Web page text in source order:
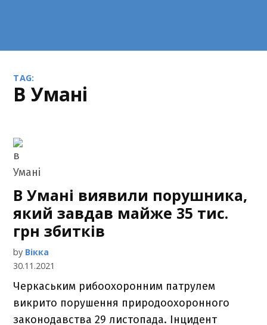
TAG:
в Умані
В Умані виявили порушника,
який завдав майже 35 тис.
грн збитків
by Вікка
30.11.2021
Черкаським рибоохоронним патрулем
викрито порушення природоохоронного
законодавства 29 листопада. Інцидент